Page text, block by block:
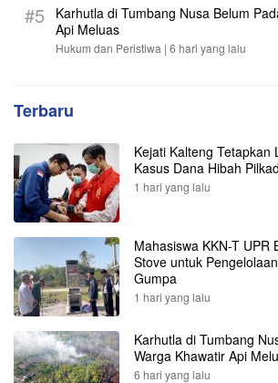
#5
Karhutla di Tumbang Nusa Belum
Api Meluas
Hukum dan Peristiwa | 6 hari yang lalu
Terbaru
Kejati Kalteng Tetapkan
Kasus Dana Hibah
1 hari yang lalu
Mahasiswa KKN-T UPR
Stove untuk
Gumpa
1 hari yang lalu
Karhutla di Tumbang
Warga Khawatir Api
6 hari yang lalu